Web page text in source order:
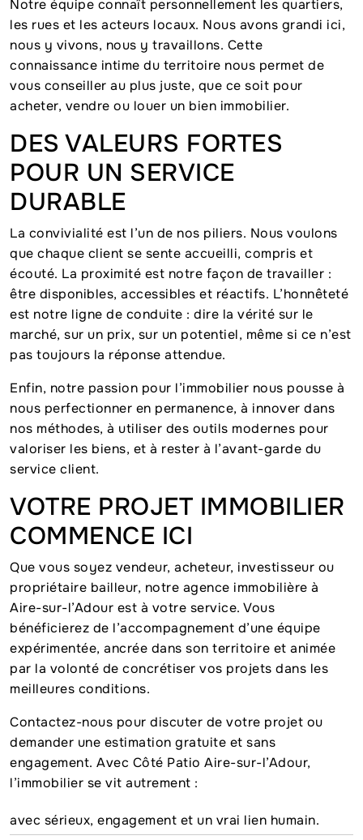
Notre équipe connaît personnellement les quartiers,
les rues et les acteurs locaux. Nous avons grandi ici,
nous y vivons, nous y travaillons. Cette
connaissance intime du territoire nous permet de
vous conseiller au plus juste, que ce soit pour
acheter, vendre ou louer un bien immobilier.
DES VALEURS FORTES
POUR UN SERVICE
DURABLE
La convivialité est l’un de nos piliers. Nous voulons
que chaque client se sente accueilli, compris et
écouté. La proximité est notre façon de travailler :
être disponibles, accessibles et réactifs. L’honnêteté
est notre ligne de conduite : dire la vérité sur le
marché, sur un prix, sur un potentiel, même si ce n’est
pas toujours la réponse attendue.
Enfin, notre passion pour l’immobilier nous pousse à
nous perfectionner en permanence, à innover dans
nos méthodes, à utiliser des outils modernes pour
valoriser les biens, et à rester à l’avant-garde du
service client.
VOTRE PROJET IMMOBILIER
COMMENCE ICI
Que vous soyez vendeur, acheteur, investisseur ou
propriétaire bailleur, notre agence immobilière à
Aire-sur-l’Adour est à votre service. Vous
bénéficierez de l’accompagnement d’une équipe
expérimentée, ancrée dans son territoire et animée
par la volonté de concrétiser vos projets dans les
meilleures conditions.
Contactez-nous pour discuter de votre projet ou
demander une estimation gratuite et sans
engagement. Avec Côté Patio Aire-sur-l’Adour,
l’immobilier se vit autrement :
avec sérieux, engagement et un vrai lien humain.